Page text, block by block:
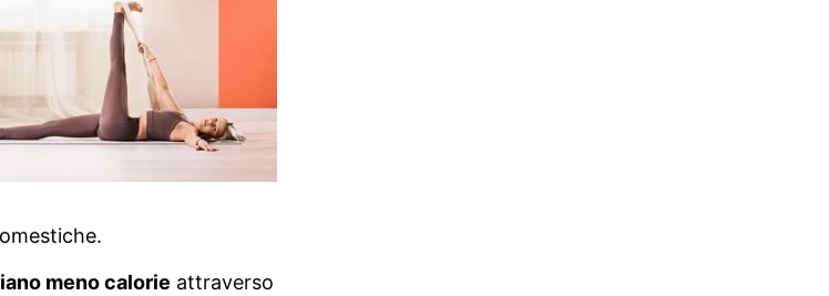
meno calorie attraverso